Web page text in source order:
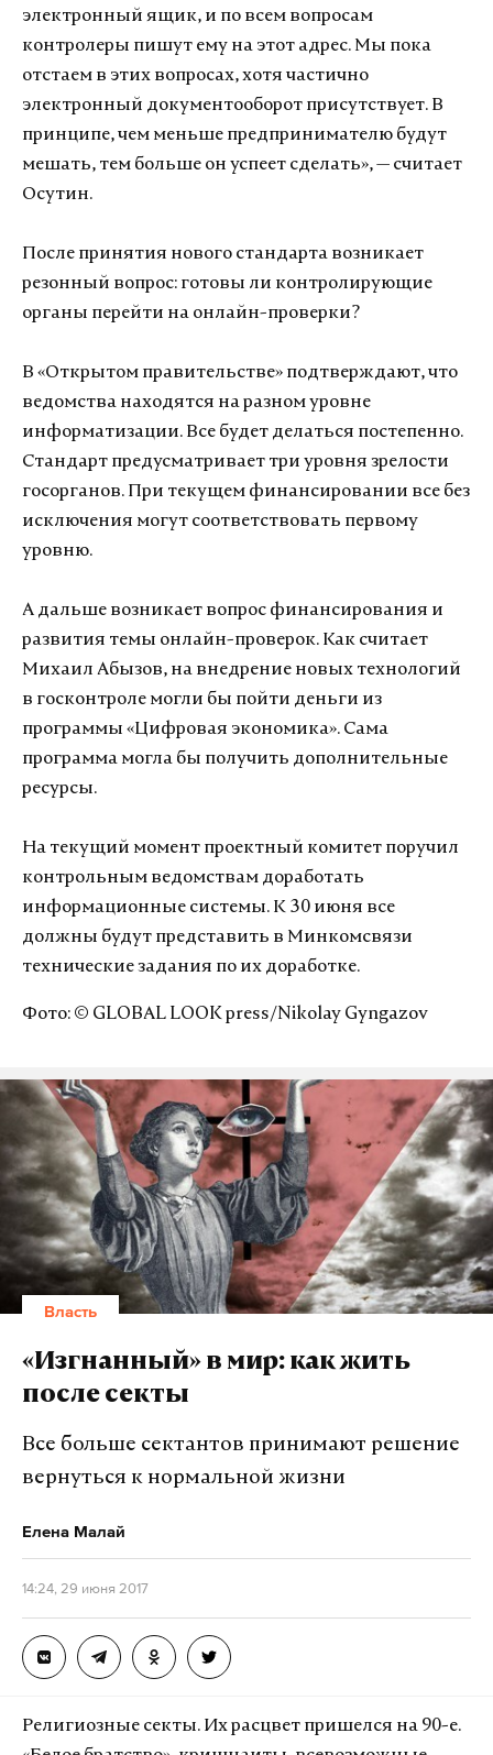
электронный ящик, и по всем вопросам
контролеры пишут ему на этот адрес. Мы пока
отстаем в этих вопросах, хотя частично
электронный документооборот присутствует. В
принципе, чем меньше предпринимателю будут
мешать, тем больше он успеет сделать», — считает
Осутин.
После принятия нового стандарта возникает
резонный вопрос: готовы ли контролирующие
органы перейти на онлайн-проверки?
В «Открытом правительстве» подтверждают, что
ведомства находятся на разном уровне
информатизации. Все будет делаться постепенно.
Стандарт предусматривает три уровня зрелости
госорганов. При текущем финансировании все без
исключения могут соответствовать первому
уровню.
А дальше возникает вопрос финансирования и
развития темы онлайн-проверок. Как считает
Михаил Абызов, на внедрение новых технологий
в госконтроле могли бы пойти деньги из
программы «Цифровая экономика». Сама
программа могла бы получить дополнительные
ресурсы.
На текущий момент проектный комитет поручил
контрольным ведомствам доработать
информационные системы. К 30 июня все
должны будут представить в Минкомсвязи
технические задания по их доработке.
Фото: © GLOBAL LOOK press/Nikolay Gyngazov
Власть
«Изгнанный» в мир: как жить
после секты
Все больше сектантов принимают решение
вернуться к нормальной жизни
Елена Малай
14:24, 29 июня 2017
Религиозные секты. Их расцвет пришелся на 90-е.